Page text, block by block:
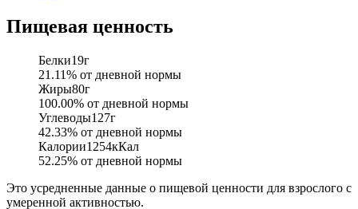
Пищевая ценность
Белки19г
21.11% от дневной нормы
Жиры80г
100.00% от дневной нормы
Углеводы127г
42.33% от дневной нормы
Калории1254кКал
52.25% от дневной нормы
Это усредненные данные о пищевой ценности для взрослого с
умеренной активностью.